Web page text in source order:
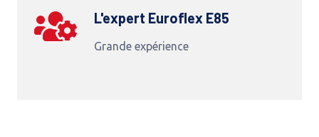
L'expert Euroflex E85
Grande expérience